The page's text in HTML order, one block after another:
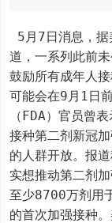
道，一系列此前
鼓励所有成年人
可能会在9月1日
（FDA）官员曾
接种第二剂新冠
的人群开放。报
实想推动第二剂
至少8700万剂用
的首次加强接种